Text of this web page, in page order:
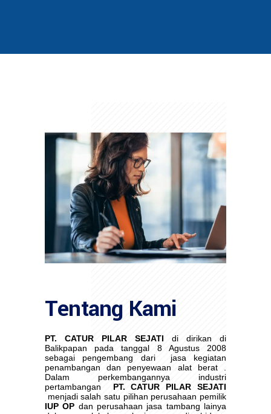
Tentang Kami
PT. CATUR PILAR SEJATI di dirikan di
Balikpapan pada tanggal 8 Agustus 2008
sebagai pengembang dari
jasa kegiatan
penambangan dan penyewaan alat berat .
Dalam perkembangannya industri
pertambangan
PT. CATUR PILAR SEJATI
menjadi salah satu pilihan perusahaan pemilik
IUP OP dan perusahaan jasa tambang lainya